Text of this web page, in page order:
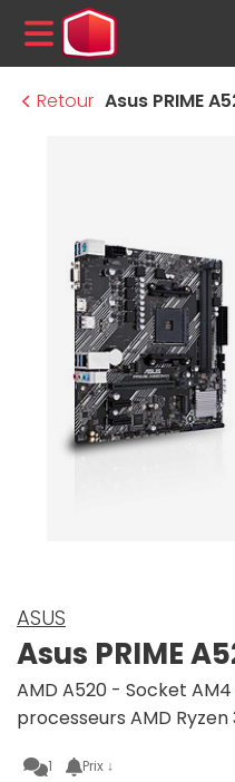
MENU
Retour Asus PRIME
ASUS
Asus PRIME
AMD A520 - Socket
processeurs AMD
1 Prix ↓